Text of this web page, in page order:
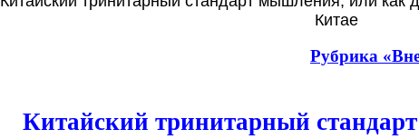
Китае
Рубрика
Китайский тринитарный